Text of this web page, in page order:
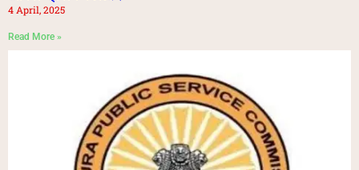
4 April, 2025
Read More »